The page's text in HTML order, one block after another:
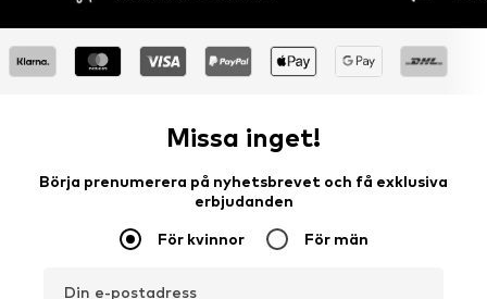
Missa inget!
Börja prenumerera på nyhetsbrevet och få exklusiva
erbjudanden
För kvinnor För män
Din e-postadress